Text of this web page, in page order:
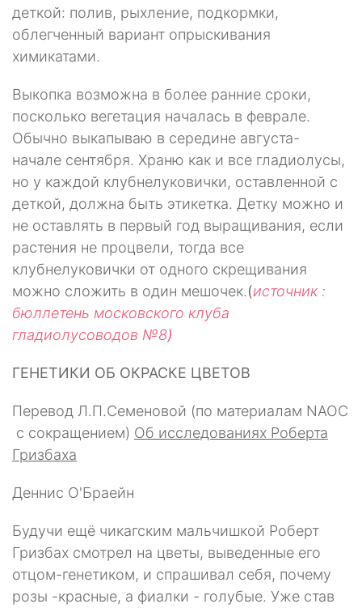
деткой: полив, рыхление, подкормки,
облегченный вариант опрыскивания
химикатами.
Выкопка возможна в более ранние сроки,
посколько вегетация началась в феврале.
Обычно выкапываю в середине августа-
начале сентября. Храню как и все гладиолусы,
но у каждой клубнелуковички, оставленной с
деткой, должна быть этикетка. Детку можно и
не оставлять в первый год выращивания, если
растения не процвели, тогда все
клубнелуковички от одного скрещивания
можно сложить в один мешочек.(источник :
бюллетень московского клуба
гладиолусоводов №8)
ГЕНЕТИКИ ОБ ОКРАСКЕ ЦВЕТОВ
Перевод Л.П.Семеновой (по материалам NАОС
с сокращением) Об исследованиях Роберта
Гризбаха
Деннис О'Браейн
Будучи ещё чикагским мальчишкой Роберт
Гризбах смотрел на цве­ты, выведенные его
отцом-генетиком, и спрашивал себя, почему
розы -красные, а фиалки - голубые. Уже став